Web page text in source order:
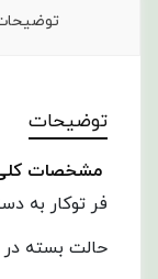
توضیحات
مشخصات
فر توکار به